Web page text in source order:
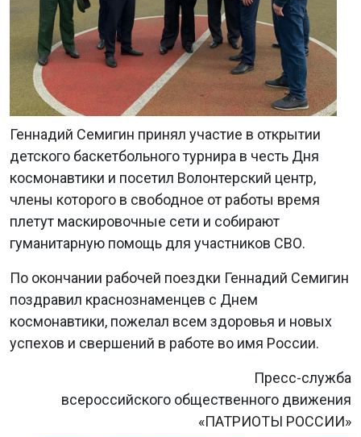
Геннадий Семигин принял участие в открытии
детского баскетбольного турнира в честь Дня
космонавтики и посетил Волонтерский центр,
члены которого в свободное от работы время
плетут маскировочные сети и собирают
гуманитарную помощь для участников СВО.
По окончании рабочей поездки Геннадий Семигин
поздравил краснознаменцев с Днем
космонавтики, пожелал всем здоровья и новых
успехов и свершений в работе во имя России.
Пресс-служба
всероссийского общественного движения
«ПАТРИОТЫ РОССИИ»